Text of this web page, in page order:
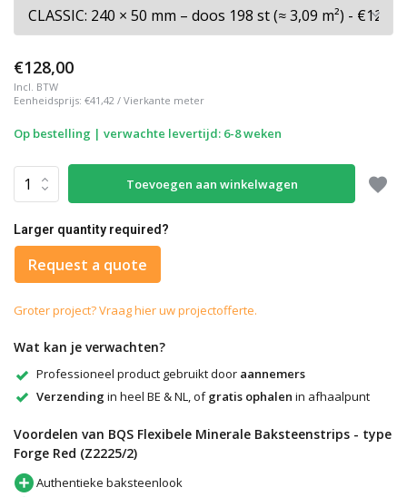
€128,00
Incl. BTW
Eenheidsprijs: €41,42 / Vierkante meter
Op bestelling | verwachte levertijd: 6-8 weken
Toevoegen aan winkelwagen
Larger quantity required?
Request a quote
Groter project? Vraag hier uw projectofferte.
Wat kan je verwachten?
Professioneel product gebruikt door aannemers
Verzending in heel BE & NL, ofgratis ophalen in afhaalpunt
Voordelen van BQS Flexibele Minerale Baksteenstrips - type
Forge Red (Z2225/2)
Authentieke baksteenlook